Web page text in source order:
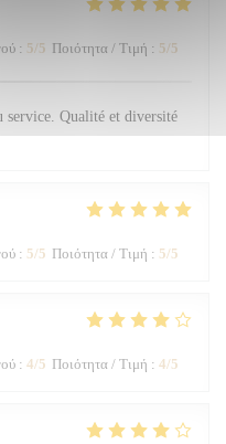
: 5/5 Ποιότητα / Τιμή : 5/5
service. Qualité et diversité
: 5/5 Ποιότητα / Τιμή : 5/5
: 4/5 Ποιότητα / Τιμή : 4/5